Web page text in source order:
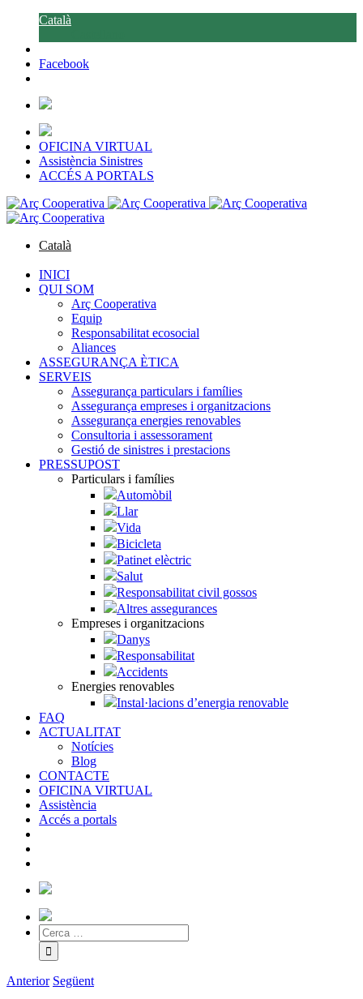
Català
Facebook
OFICINA VIRTUAL
Assistència Sinistres
ACCÉS A PORTALS
Català
INICI
QUI SOM
Arç Cooperativa
Equip
Responsabilitat ecosocial
Aliances
ASSEGURANÇA ÈTICA
SERVEIS
Assegurança particulars i famílies
Assegurança empreses i organitzacions
Assegurança energies renovables
Consultoria i assessorament
Gestió de sinistres i prestacions
PRESSUPOST
Particulars i famílies
Automòbil
Llar
Vida
Bicicleta
Patinet elèctric
Salut
Responsabilitat civil gossos
Altres assegurances
Empreses i organitzacions
Danys
Responsabilitat
Accidents
Energies renovables
Instal·lacions d’energia renovable
FAQ
ACTUALITAT
Notícies
Blog
CONTACTE
OFICINA VIRTUAL
Assistència
Accés a portals
Anterior Següent